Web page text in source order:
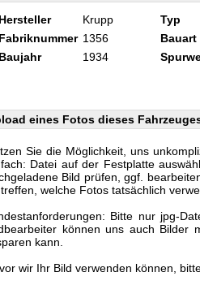
Hersteller Krupp Typ
Fabriknummer 1356 Bauart
Baujahr
1934
eines Fotos dieses
Sie die Möglichkeit, uns
Datei auf der Festplatte
Bild prüfen, ggf.
welche Fotos tatsächlich
Bitte nur jpg-
können uns auch Bilder
kann.
wir Ihr Bild verwenden können,